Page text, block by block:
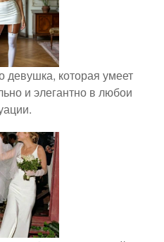
девушка, которая умеет
и элегантно в любои